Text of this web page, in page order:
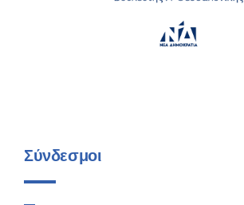
Σύνδεσμοι